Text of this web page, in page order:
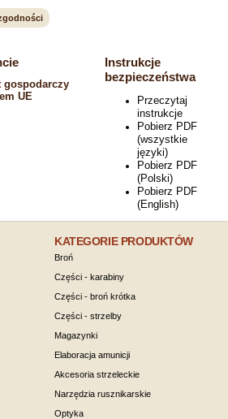
gospodarczy
UE
Instrukcje
bezpieczeństwa
Przeczytaj
instrukcje
Pobierz PDF
(wszystkie
języki)
Pobierz PDF
(Polski)
Pobierz PDF
(English)
KATEGORIE PRODUKTÓW
Broń
Części - karabiny
Części - broń krótka
Części - strzelby
Magazynki
Elaboracja amunicji
Akcesoria strzeleckie
Narzędzia rusznikarskie
Optyka